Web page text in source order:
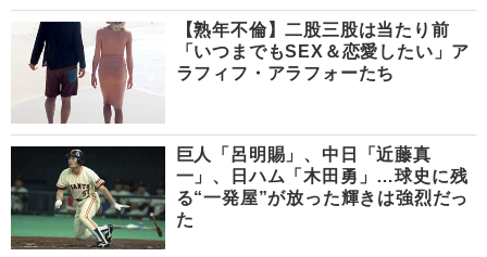
【熟年不倫】二股三股は当たり前
「いつまでもSEX＆恋愛したい」ア
ラフィフ・アラフォーたち
巨人「呂明賜」、中日「近藤真
一」、日ハム「木田勇」…球史に残
る“一発屋”が放った輝きは強烈だっ
た